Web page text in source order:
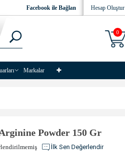
Hesap Oluştur
Facebook ile Bağlan
0
Markalar
Powder 150 Gr
İlk Sen Değerlendir